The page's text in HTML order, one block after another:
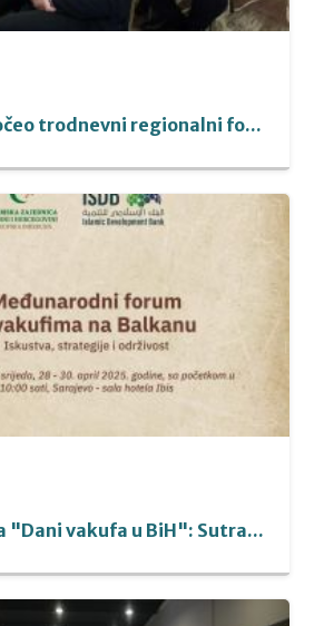
trodnevni regionalni fo...
"Dani vakufa u BiH": Sutra...